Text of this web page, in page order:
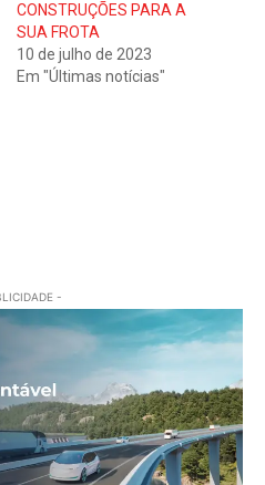
CONSTRUÇÕES PARA A
SUA FROTA
10 de julho de 2023
Em "Últimas notícias"
-